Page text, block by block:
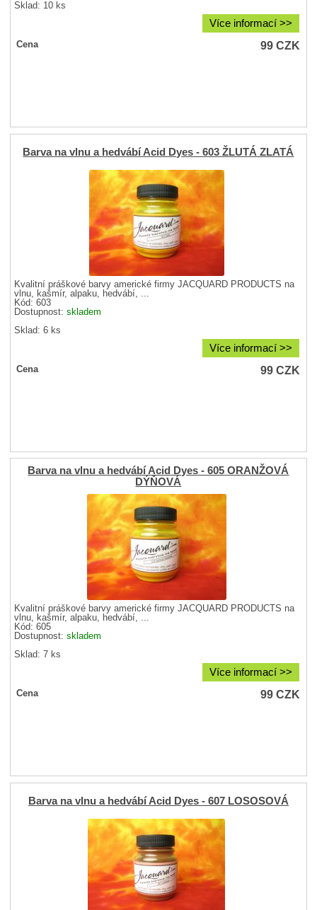
Sklad: 10 ks
Více informací >>
Cena 99CZK
Barva na vlnu a hedvábí Acid Dyes - 603 ŽLUTÁ ZLATÁ
Kvalitní práškové barvy americké firmy JACQUARD PRODUCTS na
vlnu, kašmír, alpaku, hedvábí, ...
Kód: 603
Dostupnost:skladem
Sklad: 6 ks
Více informací >>
Cena 99CZK
Barva na vlnu a hedvábí Acid Dyes - 605 ORANŽOVÁ
DÝŇOVÁ
Kvalitní práškové barvy americké firmy JACQUARD PRODUCTS na
vlnu, kašmír, alpaku, hedvábí, ...
Kód: 605
Dostupnost:skladem
Sklad: 7 ks
Více informací >>
Cena 99CZK
Barva na vlnu a hedvábí Acid Dyes - 607 LOSOSOVÁ